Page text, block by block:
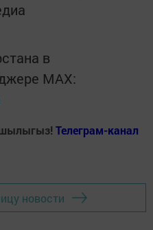
в
MАХ:
Телеграм-канал
новости